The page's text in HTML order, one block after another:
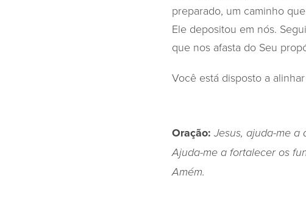
preparado, um caminho
Ele depositou em nós.
que nos afasta do Seu
Você está disposto a
Oração: Jesus, ajuda-me a
Ajuda-me a fortalecer os
Amém.